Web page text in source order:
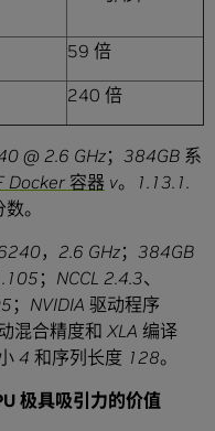
59 倍
240 倍
@ 2.6 GHz； 384GB 系
Docker 容器 v。
1.13.1.
数。
， 2.6 GHz； 384GB
； NCCL 2.4.3、
； NVIDIA 驱动程序
混合精度和 XLA 编译
4 和序列长度 128。
极具吸引力的价值